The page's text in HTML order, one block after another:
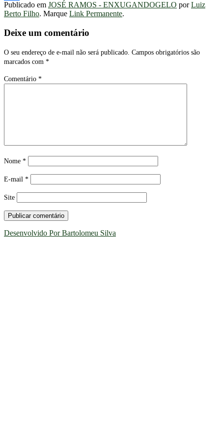
Share
Publicado em JOSÉ RAMOS - ENXUGANDOGELO porLuiz
Berto Filho. Marque Link Permanente.
Deixe um comentário
O seu endereço de e-mail não será publicado. Campos obrigatórios são
marcados com *
Comentário *
Nome *
E-mail *
Site
Desenvolvido Por Bartolomeu Silva